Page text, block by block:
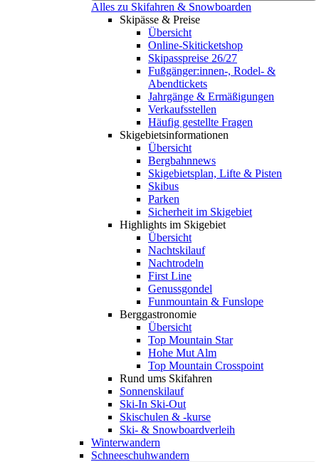
Alles zu Skifahren & Snowboarden
Skipässe & Preise
Übersicht
Online-Skiticketshop
Skipasspreise 26/27
Fußgänger:innen-, Rodel- &
Abendtickets
Jahrgänge & Ermäßigungen
Verkaufsstellen
Häufig gestellte Fragen
Skigebiets­informationen
Übersicht
Bergbahnnews
Skigebietsplan, Lifte & Pisten
Skibus
Parken
Sicherheit im Skigebiet
Highlights im Skigebiet
Übersicht
Nachtskilauf
Nachtrodeln
First Line
Genussgondel
Funmountain & Funslope
Berggastronomie
Übersicht
Top Mountain Star
Hohe Mut Alm
Top Mountain Crosspoint
Rund ums Skifahren
Sonnenskilauf
Ski-In Ski-Out
Skischulen & -kurse
Ski- & Snowboardverleih
Winterwandern
Schneeschuhwandern